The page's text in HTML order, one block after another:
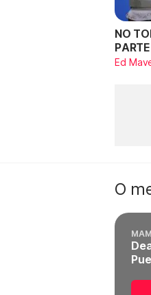
NO
Ed
O